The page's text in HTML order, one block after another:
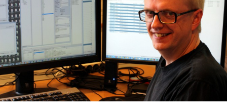
l
p
a
s
s
e
t
a
p